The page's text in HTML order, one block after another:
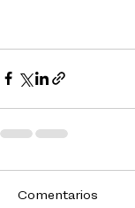
Comentarios